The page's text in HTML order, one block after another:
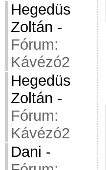
Hegedüs
Zoltán -
Fórum:
Kávézó2
Hegedüs
Zoltán -
Fórum:
Kávézó2
Dani -